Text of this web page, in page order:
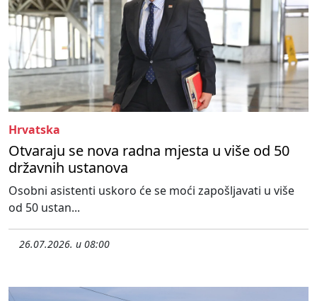
Hrvatska
Otvaraju se nova radna mjesta u više od 50
državnih ustanova
Osobni asistenti uskoro će se moći zapošljavati u više
od 50 ustan...
26.07.2026. u 08:00